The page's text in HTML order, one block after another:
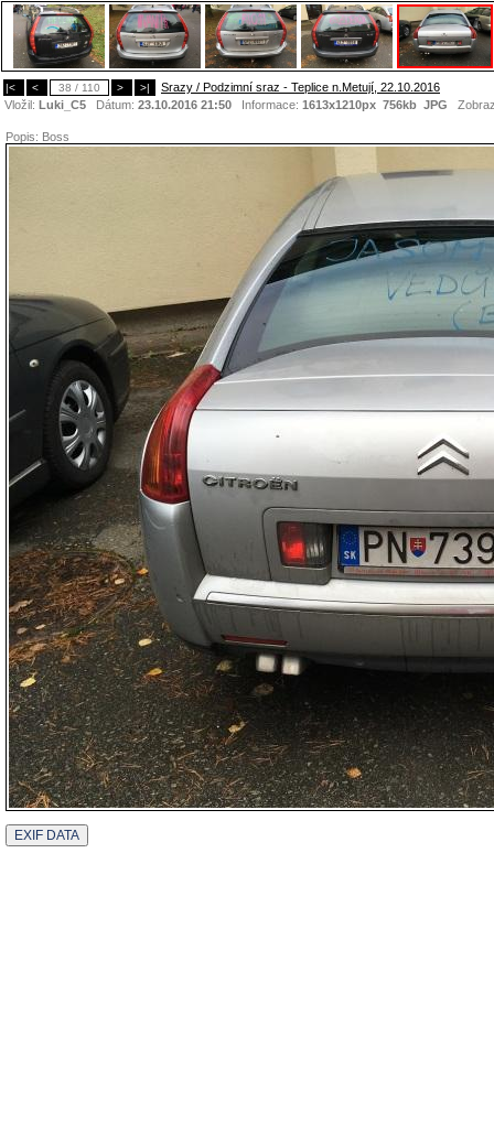
|< < 38 / 110 > >|
Srazy / Podzimní sraz - Teplice n.Metují, 22.10.2016
Vložil: Luki_C5 Dátum: 23.10.2016 21:50 Informace: 1613x1210px 756kb JPG
Popis: Boss